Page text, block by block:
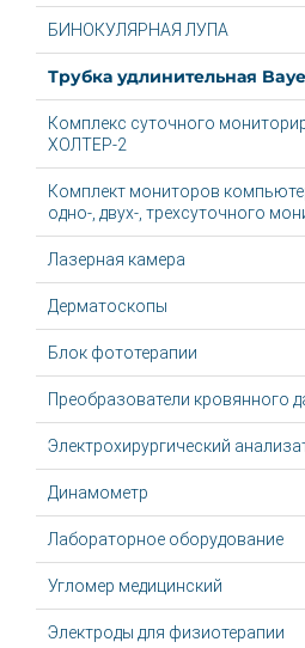
БИНОКУЛЯРНАЯ ЛУПА
Трубка удлинительная
Комплекс суточного
ХОЛТЕР-2
Комплект мониторов
одно-, двух-, трехсуточного
Лазерная камера
Дерматоскопы
Блок фототерапии
Преобразователи кровянного
Электрохирургический
Динамометр
Лабораторное оборудование
Угломер медицинский
Электроды для физиотерапии